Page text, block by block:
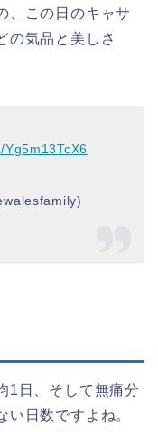
、この日のキャサ
の気品と美しさ
1日、そして無痛分
日数ですよね。